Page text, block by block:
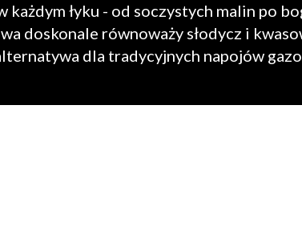
każdym łyku - od soczystych malin po
doskonale równoważy słodycz i
dla tradycyjnych napojów